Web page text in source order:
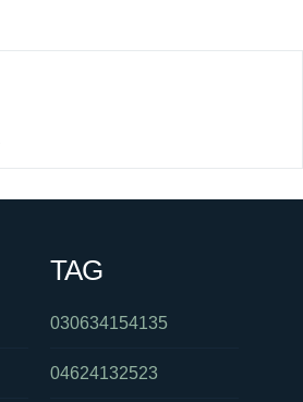
TAG
030634154135
04624132523